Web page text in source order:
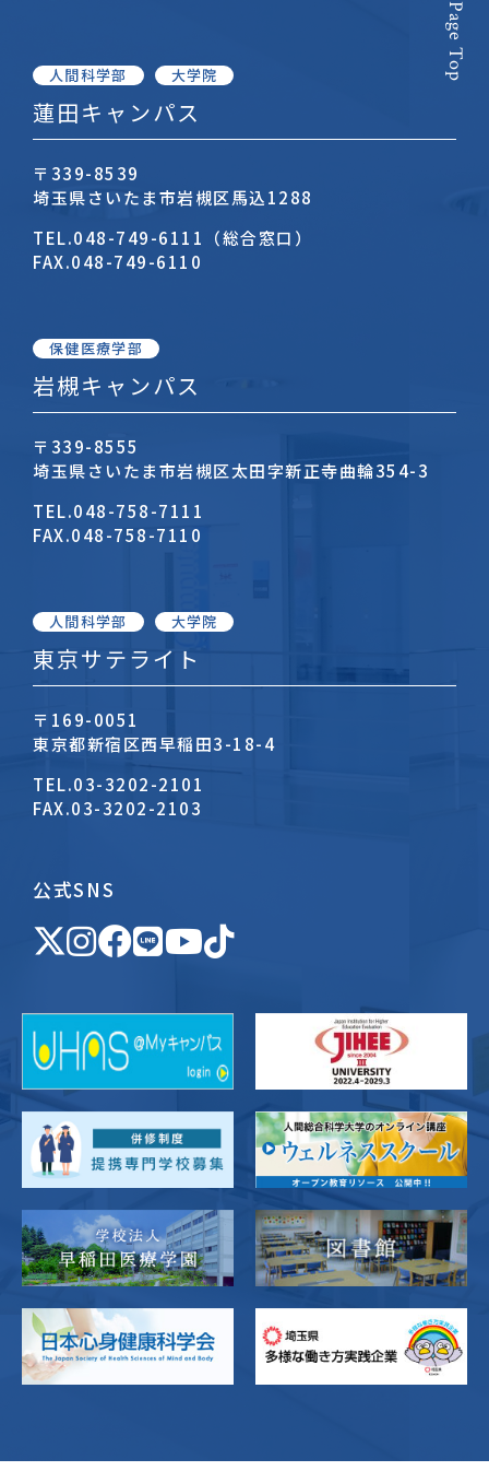
人間科学部 大学院
蓮田キャンパス
〒339-8539
埼玉県さいたま市岩槻区馬込1288
TEL.048-749-6111（総合窓口）
FAX.048-749-6110
保健医療学部
岩槻キャンパス
〒339-8555
埼玉県さいたま市岩槻区太田字新正寺曲輪354-3
TEL.048-758-7111
FAX.048-758-7110
人間科学部 大学院
東京サテライト
〒169-0051
東京都新宿区西早稲田3-18-4
TEL.03-3202-2101
FAX.03-3202-2103
公式SNS
Page Top